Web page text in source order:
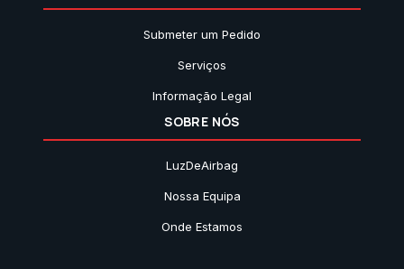
Submeter um Pedido
Serviços
Informação Legal
SOBRE NÓS
LuzDeAirbag
Nossa Equipa
Onde Estamos